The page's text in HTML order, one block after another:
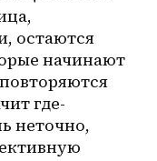
остаются
начинают
где-
неточно,